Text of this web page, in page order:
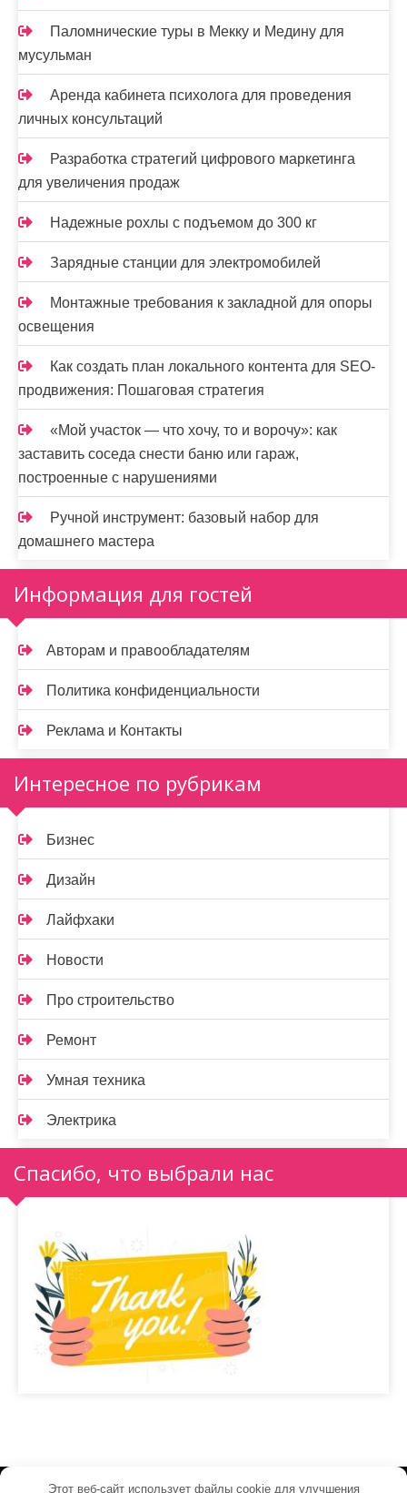
Паломнические туры в Мекку и Медину для
мусульман
Аренда кабинета психолога для проведения
личных консультаций
Разработка стратегий цифрового маркетинга
для увеличения продаж
Надежные рохлы с подъемом до 300 кг
Зарядные станции для электромобилей
Монтажные требования к закладной для опоры
освещения
Как создать план локального контента для SEO-
продвижения: Пошаговая стратегия
«Мой участок — что хочу, то и ворочу»: как
заставить соседа снести баню или гараж,
построенные с нарушениями
Ручной инструмент: базовый набор для
домашнего мастера
Информация для гостей
Авторам и правообладателям
Политика конфиденциальности
Реклама и Контакты
Интересное по рубрикам
Бизнес
Дизайн
Лайфхаки
Новости
Про строительство
Ремонт
Умная техника
Электрика
Спасибо, что выбрали нас
Этот веб-сайт использует файлы cookie для улучшения